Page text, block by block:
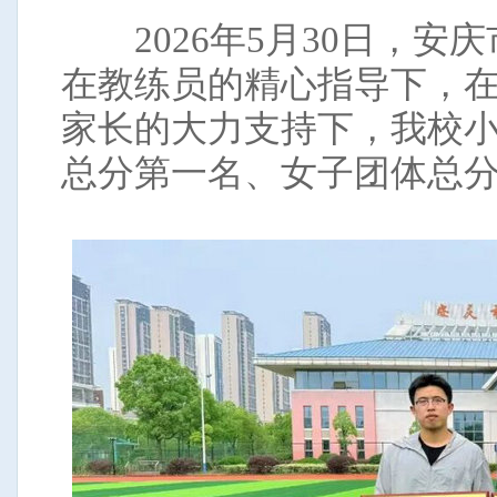
2026年5月30日，安庆
在教练员的精心指导下，
家长的大力支持下，我校
总分第一名、女子团体总